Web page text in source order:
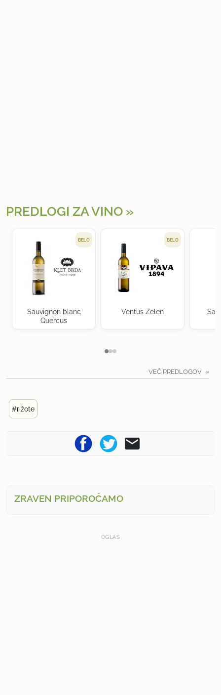
PREDLOGI ZA VINO
BELO
Sauvignon blanc
Quercus
BELO
Ventus Zelen
VEČ PREDLOGOV
#rižote
ZRAVEN PRIPOROČAMO
OGLAS